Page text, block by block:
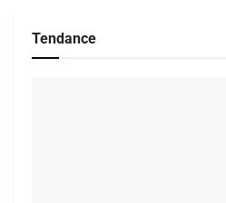
Tendance